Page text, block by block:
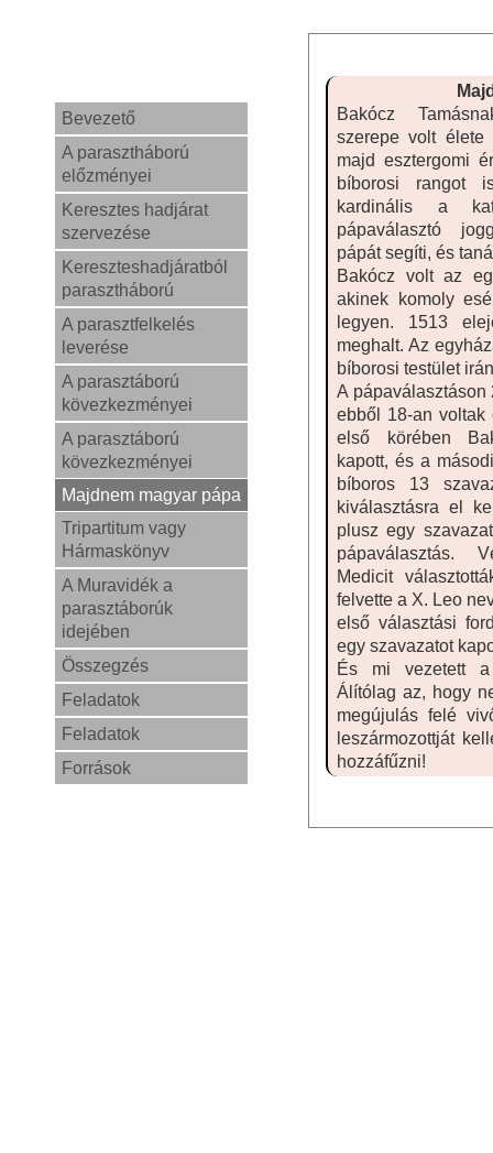
Bevezető
A parasztháború
előzményei
Keresztes hadjárat
szervezése
Kereszteshadjáratból
parasztháború
A parasztfelkelés
leverése
A parasztáború
kövezkezményei
A parasztáború
kövezkezményei
Majdnem magyar pápa
Tripartitum vagy
Hármaskönyv
A Muravidék a
parasztáborúk
idejében
Összegzés
Feladatok
Feladatok
Források
Bakócz
szerepe volt élete
majd esztergomi
bíborosi rangot
kardinális a
pápaválasztó
pápát segíti, és
Bakócz volt az
akinek komoly
legyen. 1513
meghalt. Az
bíborosi testület
A pápaválasztáson
ebből 18-an voltak
első körében
kapott, és a
bíboros 13
kiválasztásra el
plusz egy
pápaválasztás.
Medicit
felvette a X. Leo
első választási
egy szavazatot
És mi vezetett a
Álítólag az, hogy
megújulás felé
leszármozottját
hozzáfűzni!